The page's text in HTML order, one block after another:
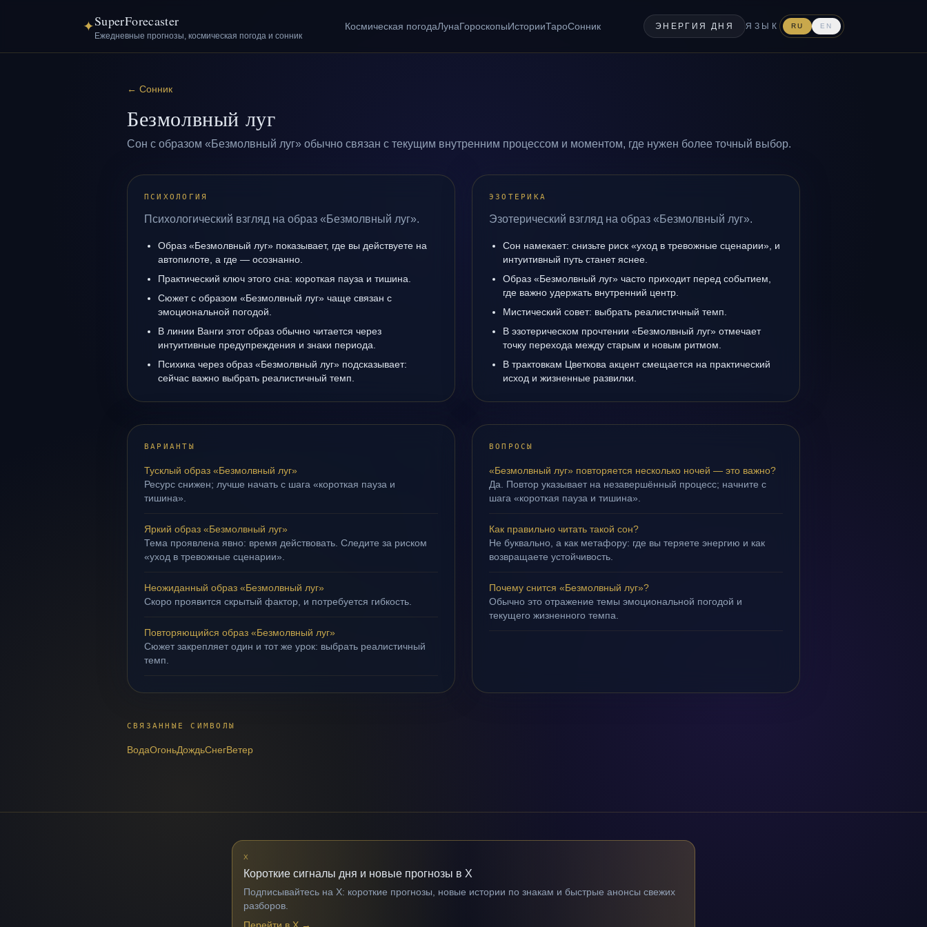
✦SuperForecaster
Ежедневные прогнозы, космическая погода и сонник
Космическая погодаЛунаГороскопыИсторииТароСонник ЭНЕРГИЯ ДНЯ ЯЗЫК RU EN
← Сонник
Безмолвный луг
Сон с образом «Безмолвный луг» обычно связан с текущим внутренним процессом и моментом, где нужен более точный выбор.
ПСИХОЛОГИЯ
Психологический взгляд на образ «Безмолвный луг».
Образ «Безмолвный луг» показывает, где вы действуете на
автопилоте, а где — осознанно.
Практический ключ этого сна: короткая пауза и тишина.
Сюжет с образом «Безмолвный луг» чаще связан с
эмоциональной погодой.
В линии Ванги этот образ обычно читается через
интуитивные предупреждения и знаки периода.
Психика через образ «Безмолвный луг» подсказывает:
сейчас важно выбрать реалистичный темп.
ЭЗОТЕРИКА
Эзотерический взгляд на образ «Безмолвный луг».
Сон намекает: снизьте риск «уход в тревожные сценарии», и
интуитивный путь станет яснее.
Образ «Безмолвный луг» часто приходит перед событием,
где важно удержать внутренний центр.
Мистический совет: выбрать реалистичный темп.
В эзотерическом прочтении «Безмолвный луг» отмечает
точку перехода между старым и новым ритмом.
В трактовкам Цветкова акцент смещается на практический
исход и жизненные развилки.
ВАРИАНТЫ
Тусклый образ «Безмолвный луг»
Ресурс снижен; лучше начать с шага «короткая пауза и
тишина».
Яркий образ «Безмолвный луг»
Тема проявлена явно: время действовать. Следите за риском
«уход в тревожные сценарии».
Неожиданный образ «Безмолвный луг»
Скоро проявится скрытый фактор, и потребуется гибкость.
Повторяющийся образ «Безмолвный луг»
Сюжет закрепляет один и тот же урок: выбрать реалистичный
темп.
ВОПРОСЫ
«Безмолвный луг» повторяется несколько ночей — это важно?
Да. Повтор указывает на незавершённый процесс; начните с
шага «короткая пауза и тишина».
Как правильно читать такой сон?
Не буквально, а как метафору: где вы теряете энергию и как
возвращаете устойчивость.
Почему снится «Безмолвный луг»?
Обычно это отражение темы эмоциональной погодой и
текущего жизненного темпа.
СВЯЗАННЫЕ СИМВОЛЫ
ВодаОгоньДождьСнегВетер
X
Короткие сигналы дня и новые прогнозы в X
Подписывайтесь на X: короткие прогнозы, новые истории по знакам и быстрые анонсы свежих
разборов.